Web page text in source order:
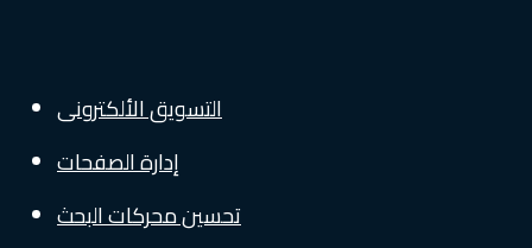
التسويق الألكترونى
إدارة الصفحات
تحسين محركات البحث